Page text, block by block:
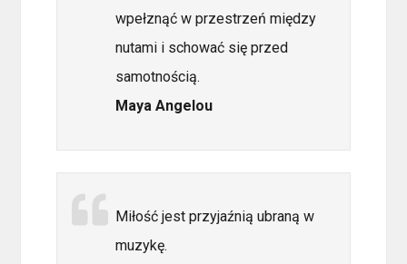
wpełznąć w przestrzeń między
nutami i schować się przed
samotnością.
Maya Angelou
Miłość jest przyjaźnią ubraną w
muzykę.